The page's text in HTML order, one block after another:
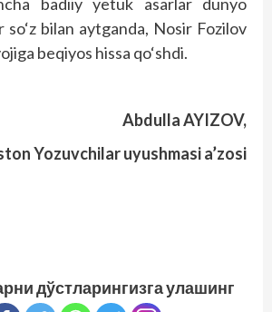
so‘z bilan aytganda, Nosir Fozilov
beqiyos hissa qo‘shdi.
Abdulla AYIZOV,
Yozuvchilar uyushmasi a’zosi
дўстларингизга улашинг